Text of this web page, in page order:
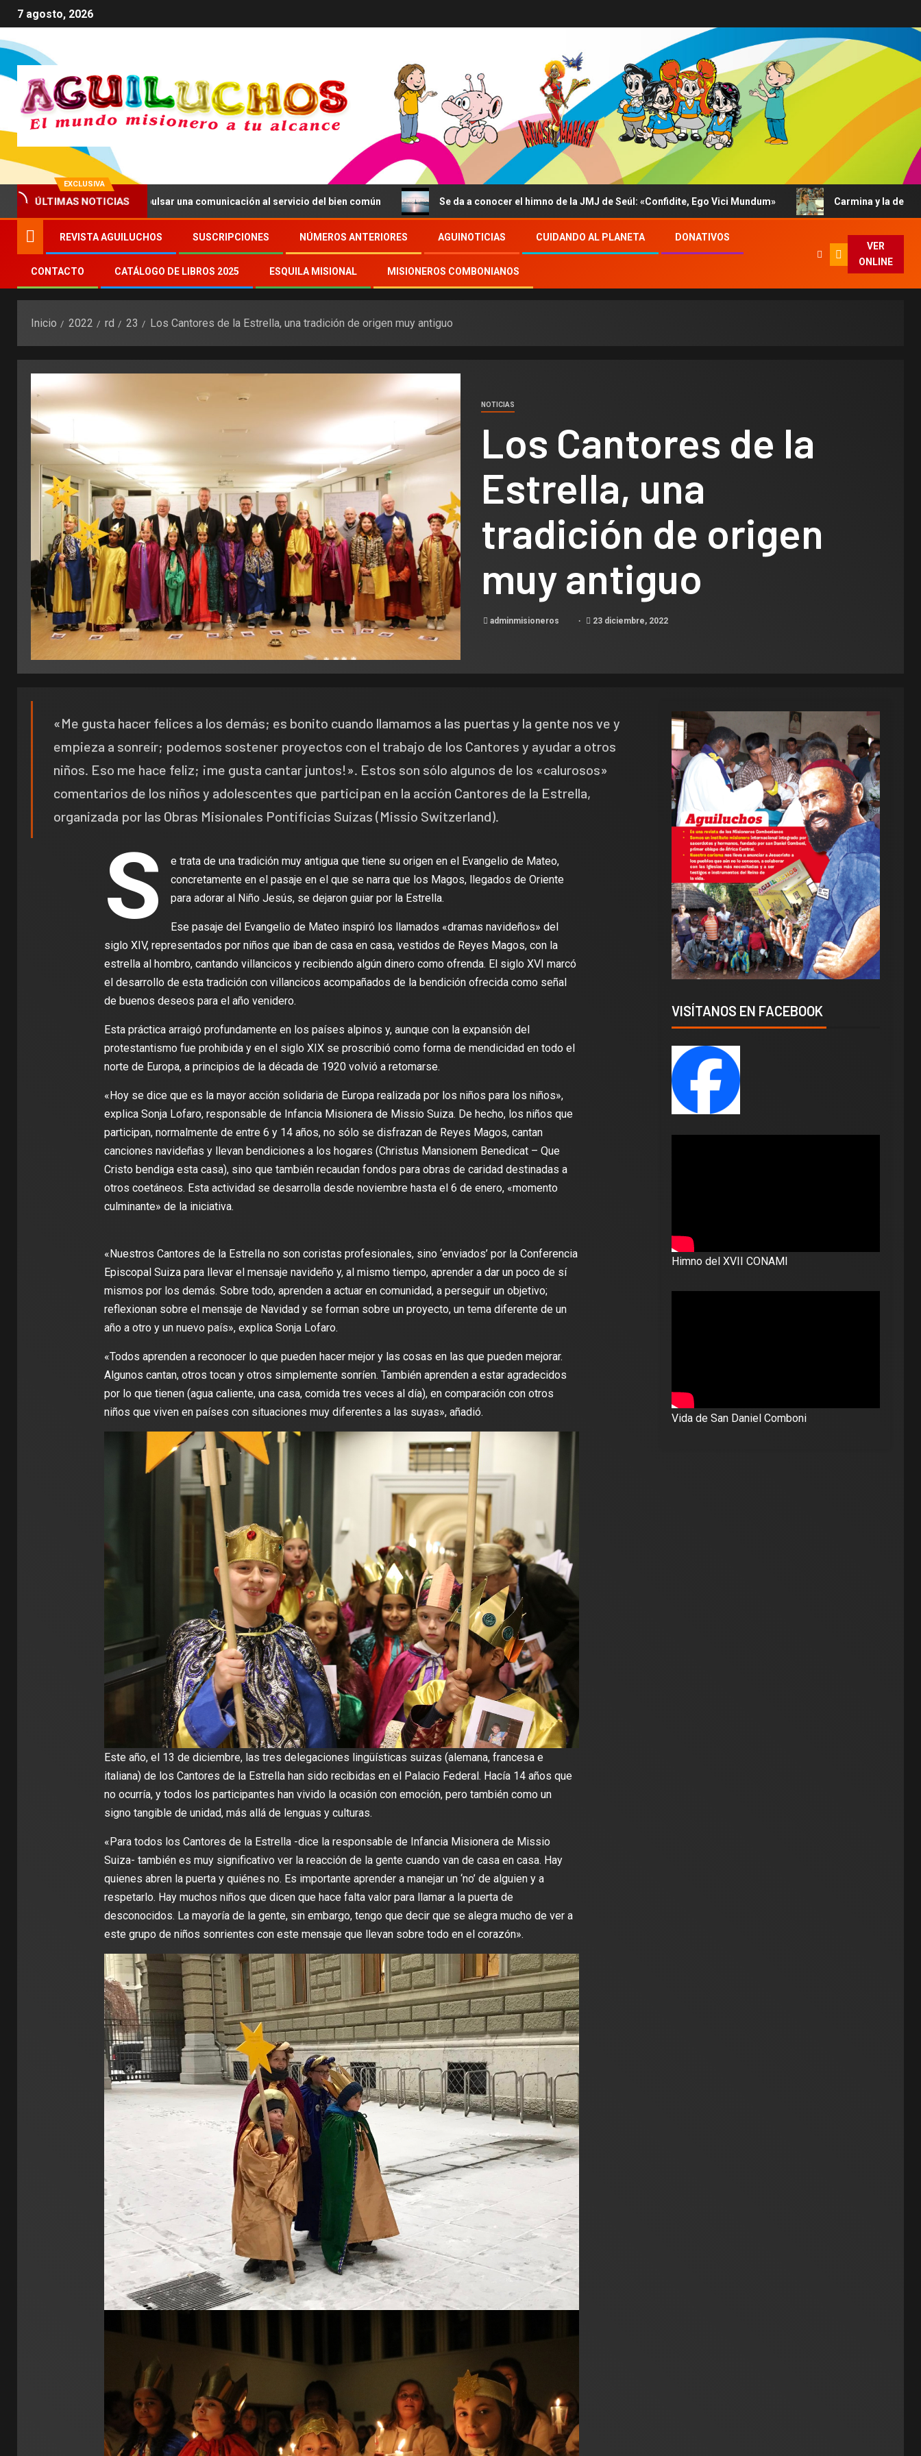
7 agosto, 2026
EXCLUSIVA
ÚLTIMAS NOTICIAS
XIV anima a impulsar una comunicación al servicio del bien común Se da a conocer el himno de la JMJ de Seúl: «Confidite, Ego Vici Mundum» Carmina y la depresión contada
REVISTA AGUILUCHOS SUSCRIPCIONES NÚMEROS ANTERIORES AGUINOTICIAS CUIDANDO AL PLANETA DONATIVOS
CONTACTO CATÁLOGO DE LIBROS 2025 ESQUILA MISIONAL MISIONEROS COMBONIANOS
VER
ONLINE
Inicio 2022 rd 23 Los Cantores de la Estrella, una tradición de origen muy antiguo
NOTICIAS
Los Cantores de la
Estrella, una
tradición de origen
muy antiguo
adminmisioneros 23 diciembre, 2022
«Me gusta hacer felices a los demás; es bonito cuando llamamos a las puertas y la gente nos ve y
empieza a sonreír; podemos sostener proyectos con el trabajo de los Cantores y ayudar a otros
niños. Eso me hace feliz; ¡me gusta cantar juntos!». Estos son sólo algunos de los «calurosos»
comentarios de los niños y adolescentes que participan en la acción Cantores de la Estrella,
organizada por las Obras Misionales Pontificias Suizas (Missio Switzerland).
S
e trata de una tradición muy antigua que tiene su origen en el Evangelio de Mateo,
concretamente en el pasaje en el que se narra que los Magos, llegados de Oriente
para adorar al Niño Jesús, se dejaron guiar por la Estrella.
Ese pasaje del Evangelio de Mateo inspiró los llamados «dramas navideños» del
siglo XIV, representados por niños que iban de casa en casa, vestidos de Reyes Magos, con la
estrella al hombro, cantando villancicos y recibiendo algún dinero como ofrenda. El siglo XVI marcó
el desarrollo de esta tradición con villancicos acompañados de la bendición ofrecida como señal
de buenos deseos para el año venidero.
Esta práctica arraigó profundamente en los países alpinos y, aunque con la expansión del
protestantismo fue prohibida y en el siglo XIX se proscribió como forma de mendicidad en todo el
norte de Europa, a principios de la década de 1920 volvió a retomarse.
«Hoy se dice que es la mayor acción solidaria de Europa realizada por los niños para los niños»,
explica Sonja Lofaro, responsable de Infancia Misionera de Missio Suiza. De hecho, los niños que
participan, normalmente de entre 6 y 14 años, no sólo se disfrazan de Reyes Magos, cantan
canciones navideñas y llevan bendiciones a los hogares (Christus Mansionem Benedicat – Que
Cristo bendiga esta casa), sino que también recaudan fondos para obras de caridad destinadas a
otros coetáneos. Esta actividad se desarrolla desde noviembre hasta el 6 de enero, «momento
culminante» de la iniciativa.
«Nuestros Cantores de la Estrella no son coristas profesionales, sino ‘enviados’ por la Conferencia
Episcopal Suiza para llevar el mensaje navideño y, al mismo tiempo, aprender a dar un poco de sí
mismos por los demás. Sobre todo, aprenden a actuar en comunidad, a perseguir un objetivo;
reflexionan sobre el mensaje de Navidad y se forman sobre un proyecto, un tema diferente de un
año a otro y un nuevo país», explica Sonja Lofaro.
«Todos aprenden a reconocer lo que pueden hacer mejor y las cosas en las que pueden mejorar.
Algunos cantan, otros tocan y otros simplemente sonríen. También aprenden a estar agradecidos
por lo que tienen (agua caliente, una casa, comida tres veces al día), en comparación con otros
niños que viven en países con situaciones muy diferentes a las suyas», añadió.
Este año, el 13 de diciembre, las tres delegaciones lingüísticas suizas (alemana, francesa e
italiana) de los Cantores de la Estrella han sido recibidas en el Palacio Federal. Hacía 14 años que
no ocurría, y todos los participantes han vivido la ocasión con emoción, pero también como un
signo tangible de unidad, más allá de lenguas y culturas.
«Para todos los Cantores de la Estrella -dice la responsable de Infancia Misionera de Missio
Suiza- también es muy significativo ver la reacción de la gente cuando van de casa en casa. Hay
quienes abren la puerta y quiénes no. Es importante aprender a manejar un ‘no’ de alguien y a
respetarlo. Hay muchos niños que dicen que hace falta valor para llamar a la puerta de
desconocidos. La mayoría de la gente, sin embargo, tengo que decir que se alegra mucho de ver a
este grupo de niños sonrientes con este mensaje que llevan sobre todo en el corazón».
VISÍTANOS EN FACEBOOK
Himno del XVII CONAMI
Vida de San Daniel Comboni